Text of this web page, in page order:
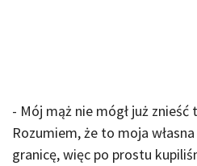
- Mój mąż nie mógł już znieść
Rozumiem, że to moja
granicę, więc po prostu